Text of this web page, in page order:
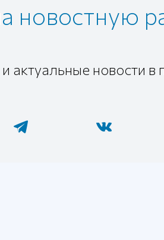
новостную
актуальные новости